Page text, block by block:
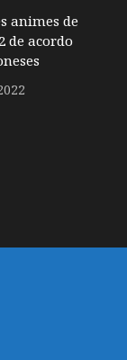
animes de
de acordo